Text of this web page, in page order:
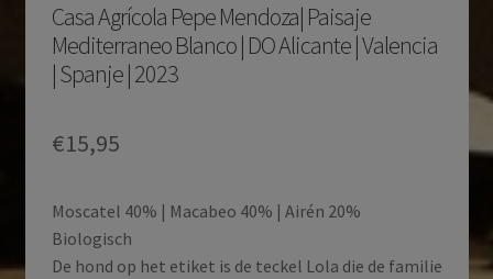
Casa Agrícola Pepe Mendoza| Paisaje
Mediterraneo Blanco | DO Alicante | Valencia
| Spanje | 2023
€15,95
Moscatel 40% | Macabeo 40% | Airén 20%
Biologisch
De hond op het etiket is de teckel Lola die de familie